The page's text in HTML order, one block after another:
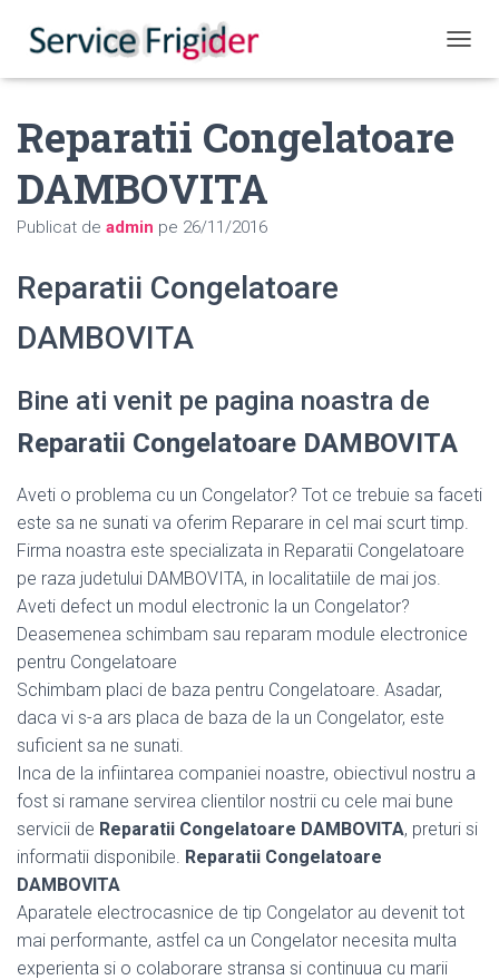
Reparatii Congelatoare
DAMBOVITA
Publicat de admin pe 26/11/2016
Reparatii Congelatoare
DAMBOVITA
Bine ati venit pe pagina noastra de
Reparatii Congelatoare DAMBOVITA
Aveti o problema cu un Congelator? Tot ce trebuie sa faceti
este sa ne sunati va oferim Reparare in cel mai scurt timp.
Firma noastra este specializata in Reparatii Congelatoare
pe raza judetului DAMBOVITA, in localitatiile de mai jos.
Aveti defect un modul electronic la un Congelator?
Deasemenea schimbam sau reparam module electronice
pentru Congelatoare
Schimbam placi de baza pentru Congelatoare. Asadar,
daca vi s-a ars placa de baza de la un Congelator, este
suficient sa ne sunati.
Inca de la infiintarea companiei noastre, obiectivul nostru a
fost si ramane servirea clientilor nostrii cu cele mai bune
servicii de Reparatii Congelatoare DAMBOVITA, preturi si
informatii disponibile. Reparatii Congelatoare
DAMBOVITA
Aparatele electrocasnice de tip Congelator au devenit tot
mai performante, astfel ca un Congelator necesita multa
experienta si o colaborare stransa si continuua cu marii